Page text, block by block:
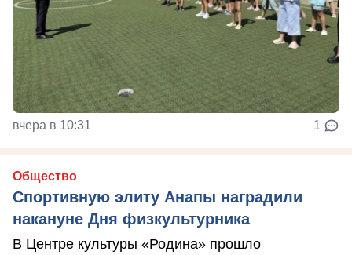
вчера в 10:31 1
Общество
Спортивную элиту Анапы наградили
накануне Дня физкультурника
В Центре культуры «Родина» прошло